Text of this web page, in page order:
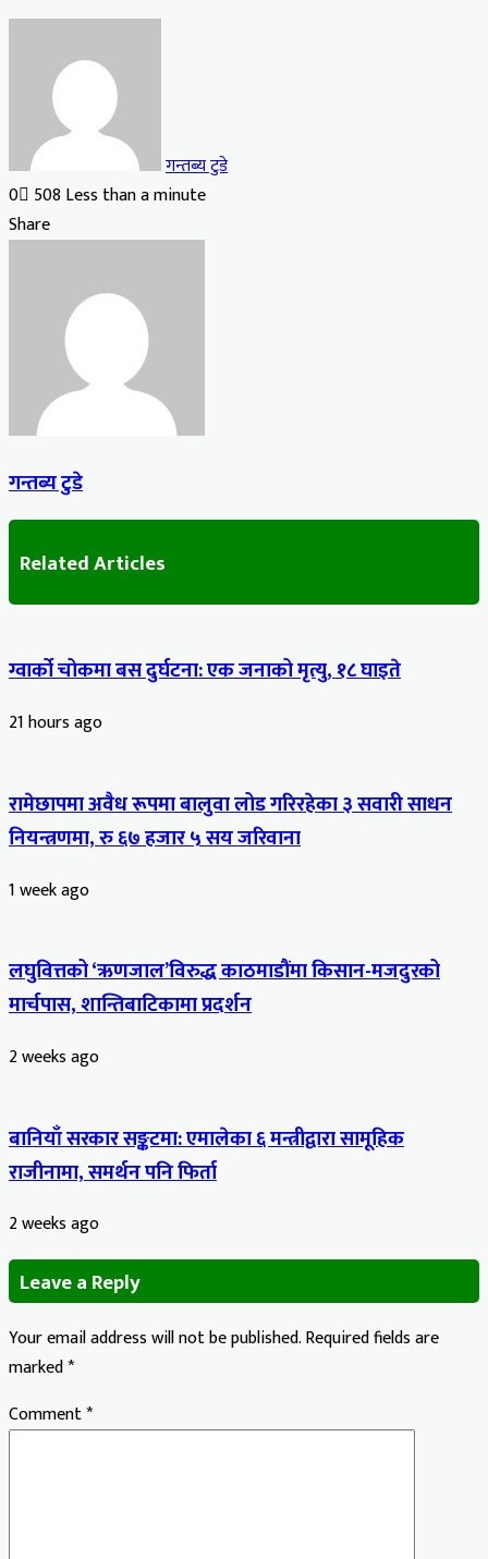
गन्तब्य टुडे
0 508 Less than a minute
Facebook
X
LinkedIn
Tumblr
Pinterest
Reddit
VKontakte
Odnoklassniki
Pocket
Share
गन्तब्य टुडे
Related Articles
ग्वार्को चोकमा बस दुर्घटना: एक जनाको मृत्यु, १८ घाइते
21 hours ago
रामेछापमा अवैध रूपमा बालुवा लोड गरिरहेका ३ सवारी साधन
नियन्त्रणमा, रु ६७ हजार ५ सय जरिवाना
1 week ago
लघुवित्तको ‘ऋणजाल’विरुद्ध काठमाडौंमा किसान-मजदुरको
मार्चपास, शान्तिबाटिकामा प्रदर्शन
2 weeks ago
बानियाँ सरकार सङ्कटमा: एमालेका ६ मन्त्रीद्वारा सामूहिक
राजीनामा, समर्थन पनि फिर्ता
2 weeks ago
Leave a Reply
Your email address will not be published.Required fields are
marked*
Comment*